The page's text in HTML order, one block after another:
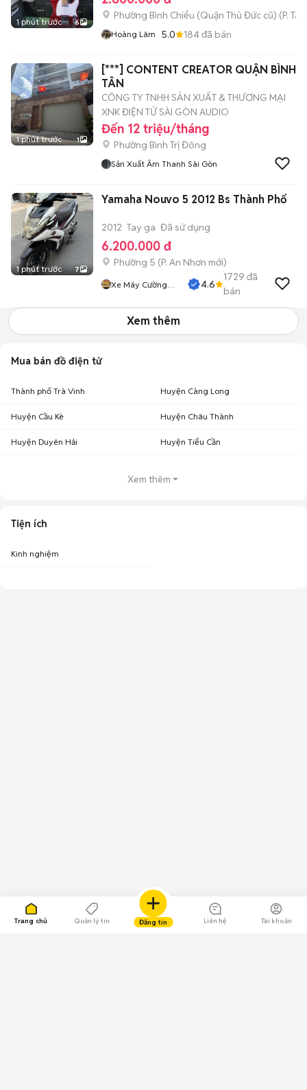
Trang chủ Quản lý tin Đăng tin Liên hệ Tài khoản
1 phút trước 6
Phường Bình Chiểu (Quận Thủ Đức cũ) (P.
Hoàng Lâm 5.0 184đã bán
1 phút trước 1
[***] CONTENT CREATOR QUẬN BÌNH
TÂN
CÔNG TY TNHH SẢN XUẤT & THƯƠNG MẠI
XNK ĐIỆN TỬ SÀI GÒN AUDIO
Đến 12 triệu/tháng
Phường Bình Trị Đông
Sản Xuất Âm Thanh Sài Gòn
1 phút trước 7
Yamaha Nouvo 5 2012 Bs Thành Phố
2012 Tay ga Đã sử dụng
6.200.000 đ
Phường 5 (P. An Nhơn mới)
Xe Máy Cường
4.6
1729 đã
bán
Xem thêm
Mua bán đồ điện tử
Thành phố Trà Vinh Huyện Càng Long
Huyện Cầu Kè Huyện Châu Thành
Huyện Duyên Hải Huyện Tiểu Cần
Xem thêm
Tiện ích
Kinh nghiệm